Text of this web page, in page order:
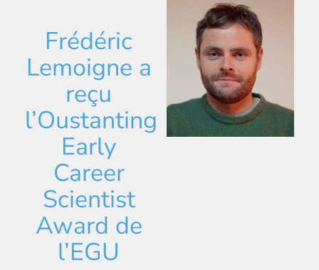
Frédéric
Lemoigne a
reçu
l’Oustanting
Early
Career
Scientist
Award de
l’EGU